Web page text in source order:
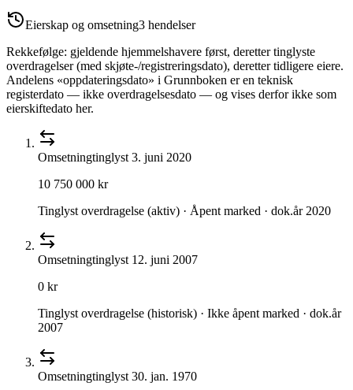
Eierskap og omsetning3 hendelser
Rekkefølge: gjeldende hjemmelshavere først, deretter tinglyste
overdragelser (med skjøte-/registreringsdato), deretter tidligere eiere.
Andelens «oppdateringsdato» i Grunnboken er en teknisk
registerdato — ikke overdragelsesdato — og vises derfor ikke som
eierskiftedato her.
Omsetningtinglyst 3. juni 2020
10 750 000 kr
Tinglyst overdragelse (aktiv) · Åpent marked · dok.år 2020
Omsetningtinglyst 12. juni 2007
0 kr
Tinglyst overdragelse (historisk) · Ikke åpent marked · dok.år
2007
Omsetningtinglyst 30. jan. 1970